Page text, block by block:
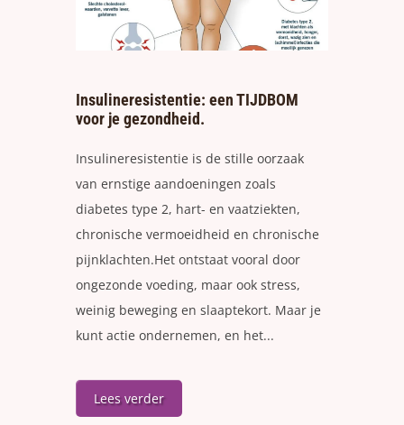
Insulineresistentie: een TIJDBOM
voor je gezondheid.
Insulineresistentie is de stille oorzaak
van ernstige aandoeningen zoals
diabetes type 2, hart- en vaatziekten,
chronische vermoeidheid en chronische
pijnklachten.Het ontstaat vooral door
ongezonde voeding, maar ook stress,
weinig beweging en slaaptekort. Maar je
kunt actie ondernemen, en het...
Lees verder